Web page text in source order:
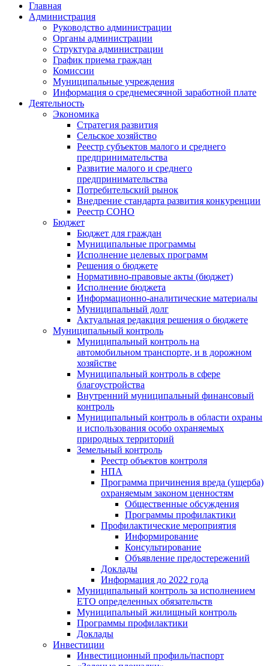
Главная
Администрация
Руководство администрации
Органы администрации
Структура администрации
График приема граждан
Комиссии
Муниципальные учреждения
Информация о среднемесячной заработной плате
Деятельность
Экономика
Стратегия развития
Сельское хозяйство
Реестр субъектов малого и среднего
предпринимательства
Развитие малого и среднего
предпринимательства
Потребительский рынок
Внедрение стандарта развития конкуренции
Реестр СОНО
Бюджет
Бюджет для граждан
Муниципальные программы
Исполнение целевых программ
Решения о бюджете
Нормативно-правовые акты (бюджет)
Исполнение бюджета
Информационно-аналитические материалы
Муниципальный долг
Актуальная редакция решения о бюджете
Муниципальный контроль
Муниципальный контроль на
автомобильном транспорте, и в дорожном
хозяйстве
Муниципальный контроль в сфере
благоустройства
Внутренний муниципальный финансовый
контроль
Муниципальный контроль в области охраны
и использования особо охраняемых
природных территорий
Земельный контроль
Реестр объектов контроля
НПА
Программа причинения вреда (ущерба)
охраняемым законом ценностям
Общественные обсуждения
Программы профилактики
Профилактические мероприятия
Информирование
Консультирование
Объявление предостережений
Доклады
Информация до 2022 года
Муниципальный контроль за исполнением
ЕТО определенных обязательств
Муниципальный жилищный контроль
Программы профилактики
Доклады
Инвестиции
Инвестиционный профиль/паспорт